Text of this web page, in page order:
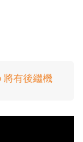
將有後繼機